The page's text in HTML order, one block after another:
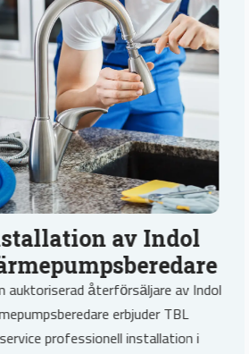
Indol
i
Rörinstallation
Huddinge
Vår rörinstallationstjänst
anpassad för att möta
behov, oavsett om det